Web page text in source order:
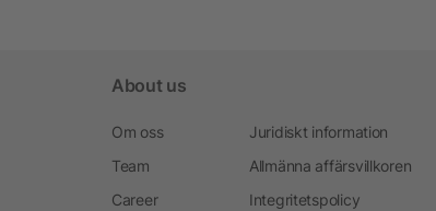
About us
Om oss
Team
Career
Juridiskt information
Allmänna affärsvillkoren
Integritetspolicy